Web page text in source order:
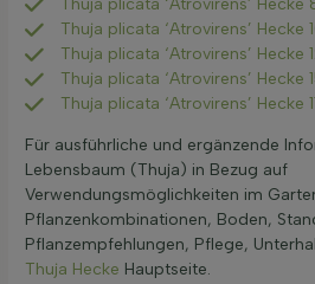
Thuja plicata ‘Atrovirens’
Thuja plicata ‘Atrovirens’ Hecke
Thuja plicata ‘Atrovirens’ Hecke
Thuja plicata ‘Atrovirens’ Hecke
Thuja plicata ‘Atrovirens’ Hecke
Für ausführliche und ergänzende
Lebensbaum (Thuja) in Bezug auf
Verwendungsmöglichkeiten im
Pflanzenkombinationen, Boden,
Pflanzempfehlungen, Pflege,
Thuja Hecke Hauptseite.